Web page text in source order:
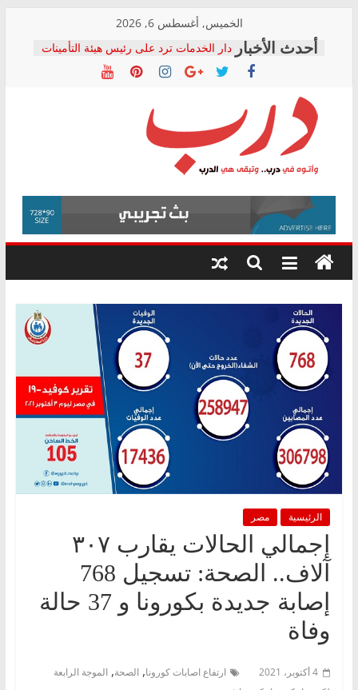
content
الخميس, أغسطس 6, 2026
دار الخدمات ترد على رئيس هيئة التأمينات
بعد مؤتمره الصحفي: إنكار الأزمة لا ينهي
معاناة أصحاب المعاشات.. ونطالب بكشف
فرحات سليمان يكتب: القطاع الصحي إلى
أين؟
حزب التحالف الشعبي يطلق لجنة “الحق
في الصحة” بالإسكندرية لرصد الانتهاكات
ودعم المرضى
الوزاري لمدينة الصحفيين.. وانتهاء أعمال
إنشاء المبنى الإداري
المجلس القومي لحقوق الإنسان يعلن
متابعة قضية الدكتور محمد زهران.. ويؤكد:
قرينة البراءة وضمانات المحاكمة العادلة
درب
وأتوه
درب..
وتبقى
هي
الرئيسية مصر
إجمالي الحالات يقارب ٣٠٧
آلاف.. الصحة: تسجيل 768
إصابة جديدة بكورونا و 37 حالة
وفاة
4 أكتوبر، 2021 ارتفاع اصابات كورونا, الصحة, الموجة الرابعة